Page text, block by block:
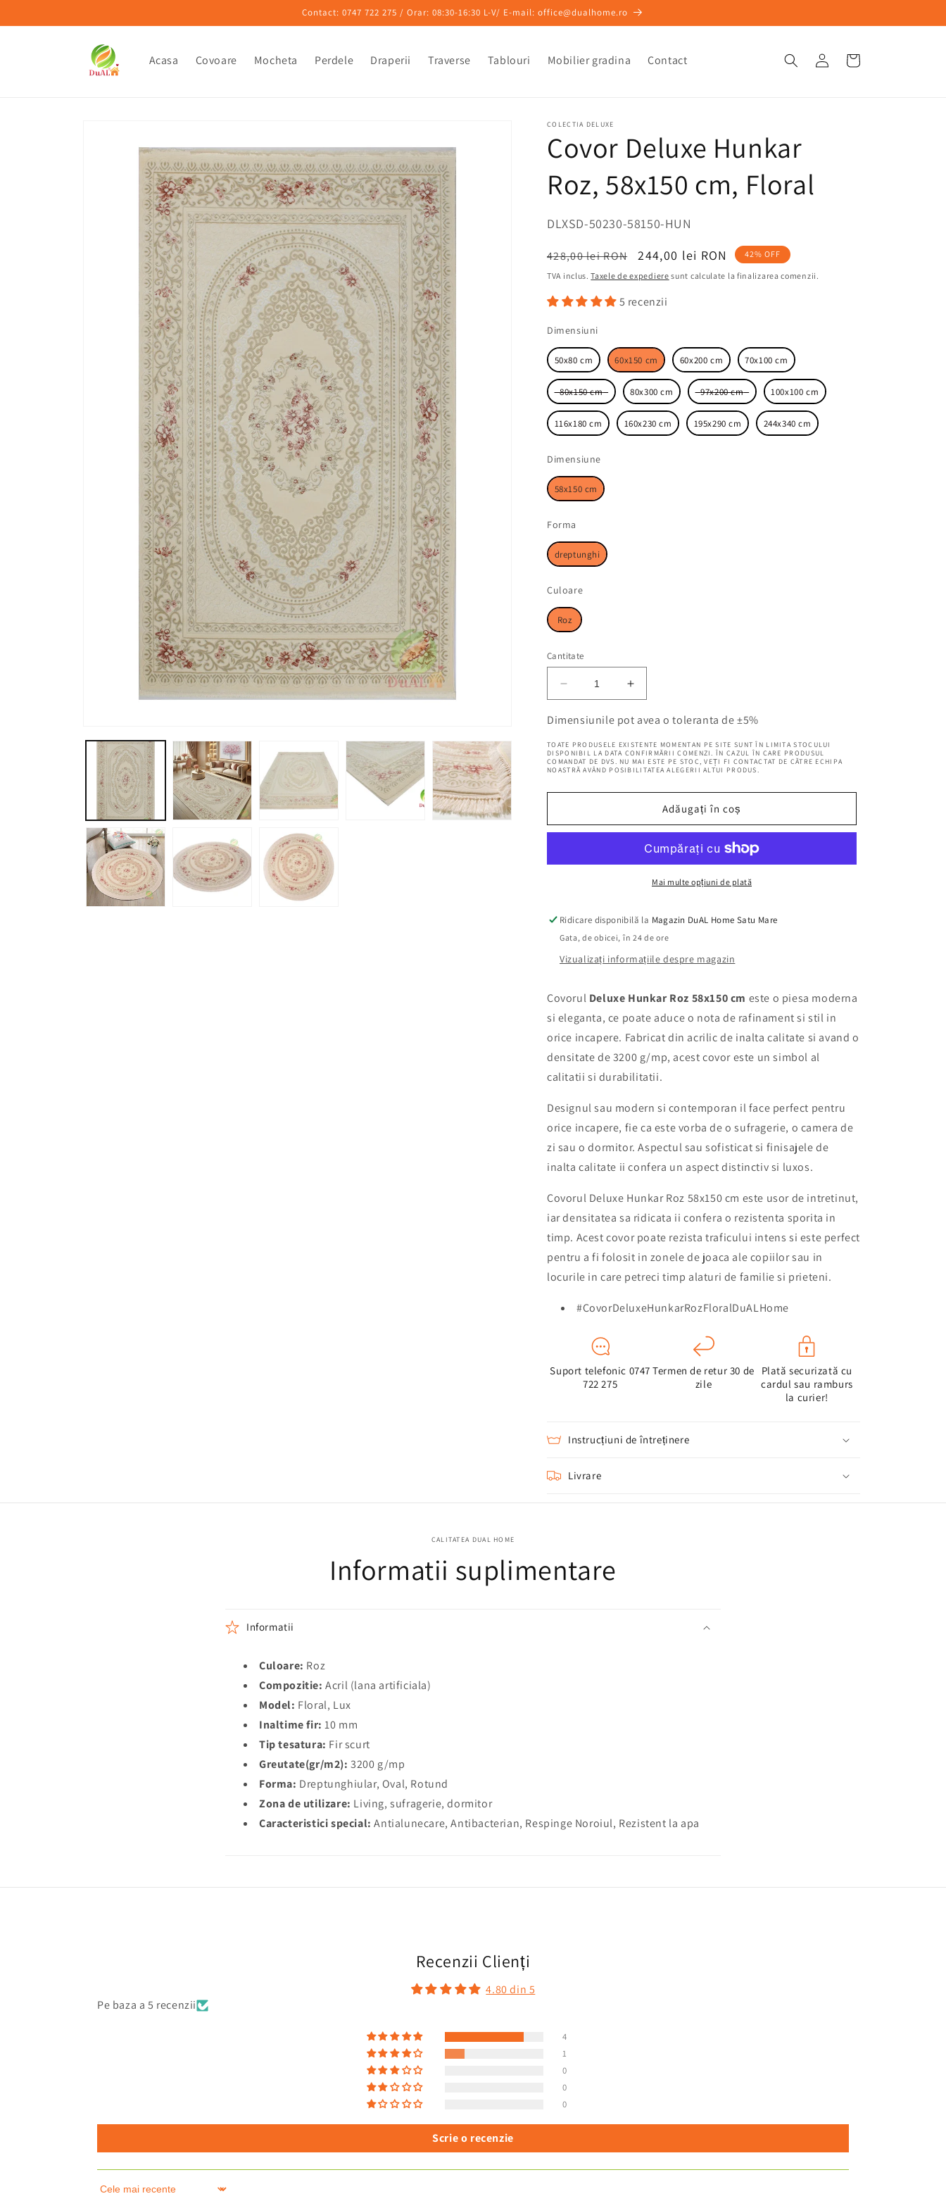
Contact: 0747 722 275 / Orar: 08:30-16:30 L-V/ E-mail: office@dualhome.ro
Acasa Covoare Mocheta Perdele Draperii Traverse Tablouri Mobilier gradina Contact Coș
COLECTIA DELUXE
Covor Deluxe Hunkar
Roz, 58x150 cm, Floral
SKU:
DLXSD-50230-58150-HUN
Preț
obișnuit
428,00 lei RON
Preț
redus
244,00 lei RON 42% OFF
TVA inclus.Taxele de expediere sunt calculate la finalizarea comenzii.
5 recenzii
Dimensiuni
50x80 cm 60x150 cm 60x200 cm 70x100 cm
80x150 cm 80x300 cm 97x200 cm 100x100 cm
116x180 cm 160x230 cm 195x290 cm 244x340 cm
Dimensiune
58x150 cm
Forma
dreptunghi
CuloareCuloare
Roz
Cantitate
Reduceți
cantitatea
pentru
Deluxe
Hunkar
58x150
Floral
Creșteți
cantitatea
pentru
Deluxe
Hunkar
58x150
Floral
Dimensiunile pot avea o toleranta de ±5%
TOATE PRODUSELE EXISTENTE MOMENTAN PE SITE SUNT ÎN LIMITA STOCULUI
DISPONIBIL LA DATA CONFIRMĂRII COMENZI. ÎN CAZUL ÎN CARE PRODUSUL
COMANDAT DE DVS. NU MAI ESTE PE STOC, VEȚI FI CONTACTAT DE CĂTRE ECHIPA
NOASTRĂ AVÂND POSIBILITATEA ALEGERII ALTUI PRODUS.
Adăugați în coș
Mai multe opțiuni de plată
Ridicare disponibilă la Magazin DuAL Home Satu Mare
Gata, de obicei, în 24 de ore
Vizualizați informațiile despre magazin
Covorul Deluxe Hunkar Roz 58x150 cm este o piesa moderna
si eleganta, ce poate aduce o nota de rafinament si stil in
orice incapere. Fabricat din acrilic de inalta calitate si avand o
densitate de 3200 g/mp, acest covor este un simbol al
calitatii si durabilitatii.
Designul sau modern si contemporan il face perfect pentru
orice incapere, fie ca este vorba de o sufragerie, o camera de
zi sau o dormitor. Aspectul sau sofisticat si finisajele de
inalta calitate ii confera un aspect distinctiv si luxos.
Covorul Deluxe Hunkar Roz 58x150 cm este usor de intretinut,
iar densitatea sa ridicata ii confera o rezistenta sporita in
timp. Acest covor poate rezista traficului intens si este perfect
pentru a fi folosit in zonele de joaca ale copiilor sau in
locurile in care petreci timp alaturi de familie si prieteni.
#CovorDeluxeHunkarRozFloralDuALHome
Suport telefonic 0747
722 275
Termen de retur 30 de
zile
Plată securizată cu
cardul sau ramburs
la curier!
Instrucțiuni de întreținere
Livrare
CALITATEA DUAL HOME
Informatii suplimentare
Informatii
Culoare: Roz
Compozitie: Acril (lana artificiala)
Model: Floral, Lux
Inaltime fir: 10 mm
Tip tesatura: Fir scurt
Greutate(gr/m2): 3200 g/mp
Forma: Dreptunghiular, Oval, Rotund
Zona de utilizare: Living, sufragerie, dormitor
Caracteristici special: Antialunecare, Antibacterian, Respinge Noroiul, Rezistent la apa
Recenzii Clienți
4.80 din 5
Pe baza a 5 recenzii
4
1
0
0
0
Scrie o recenzie
Sort by